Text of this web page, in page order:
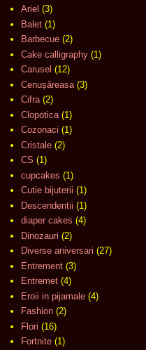
Ariel (3)
Balet (1)
Barbecue (2)
Cake calligraphy (1)
Carusel (12)
Cenușăreasa (3)
Cifra (2)
Clopotica (1)
Cozonaci (1)
Cristale (2)
CS (1)
cupcakes (1)
Cutie bijuterii (1)
Descendentii (1)
diaper cakes (4)
Dinozauri (2)
Diverse aniversari (27)
Entrement (3)
Entremet (4)
Eroii in pijamale (4)
Fashion (2)
Flori (16)
Fortnite (1)